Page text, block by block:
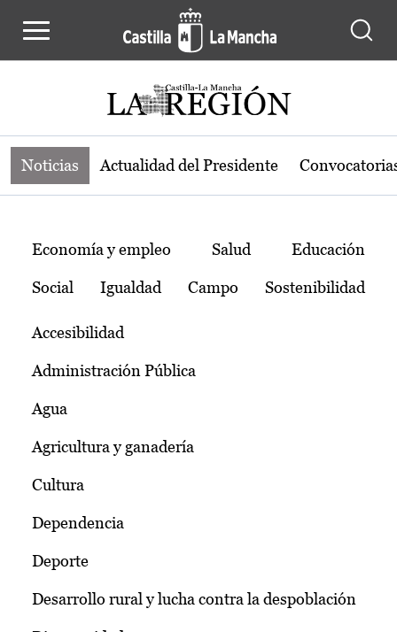
Noticias de la región de Castilla-La
Noticias Actualidad del Presidente
Temas
Economía y empleo Salud Educación
Social Igualdad Campo Sostenibilidad
Accesibilidad
Administración Pública
Agua
Agricultura y ganadería
Cultura
Dependencia
Deporte
Desarrollo rural y lucha contra la despoblación